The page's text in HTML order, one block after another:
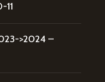
11
>2024 –